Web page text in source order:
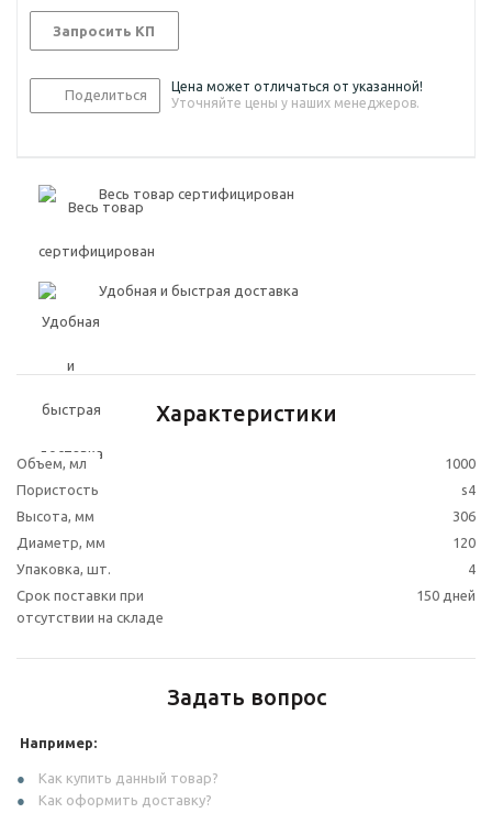
Запросить КП
Поделиться
Цена может отличаться от указанной!
Уточняйте цены у наших менеджеров.
Весь товар сертифицирован
Удобная и быстрая доставка
Характеристики
Объем, мл
1000
Пористость
s4
Высота, мм
306
Диаметр, мм
120
Упаковка, шт.
4
Срок поставки при
отсутствии на складе
150 дней
Задать вопрос
Например:
Как купить данный товар?
Как оформить доставку?